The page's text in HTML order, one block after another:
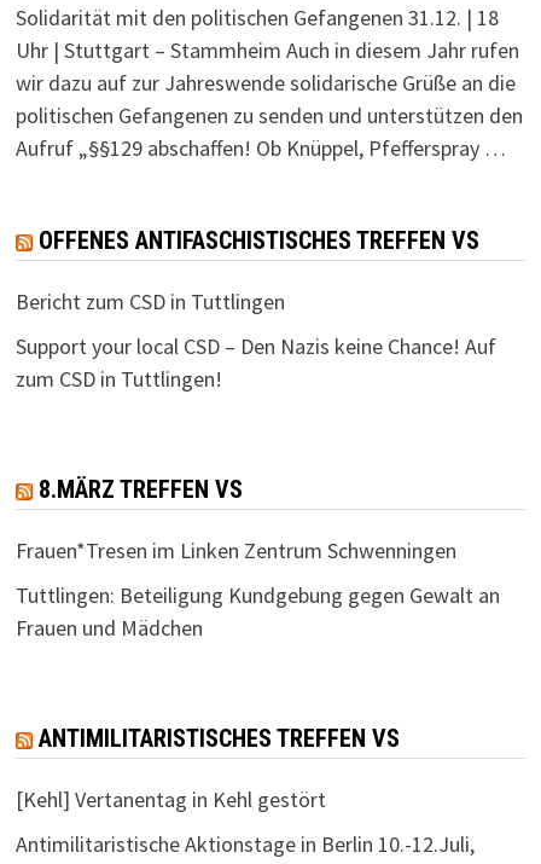
Solidarität mit den politischen Gefangenen 31.12. | 18
Uhr | Stuttgart – Stammheim Auch in diesem Jahr rufen
wir dazu auf zur Jahreswende solidarische Grüße an die
politischen Gefangenen zu senden und unterstützen den
Aufruf „§§129 abschaffen! Ob Knüppel, Pfefferspray …
OFFENES ANTIFASCHISTISCHES TREFFEN VS
Bericht zum CSD in Tuttlingen
Support your local CSD – Den Nazis keine Chance! Auf
zum CSD in Tuttlingen!
8.MÄRZ TREFFEN VS
Frauen*Tresen im Linken Zentrum Schwenningen
Tuttlingen: Beteiligung Kundgebung gegen Gewalt an
Frauen und Mädchen
ANTIMILITARISTISCHES TREFFEN VS
[Kehl] Vertanentag in Kehl gestört
Antimilitaristische Aktionstage in Berlin 10.-12.Juli,